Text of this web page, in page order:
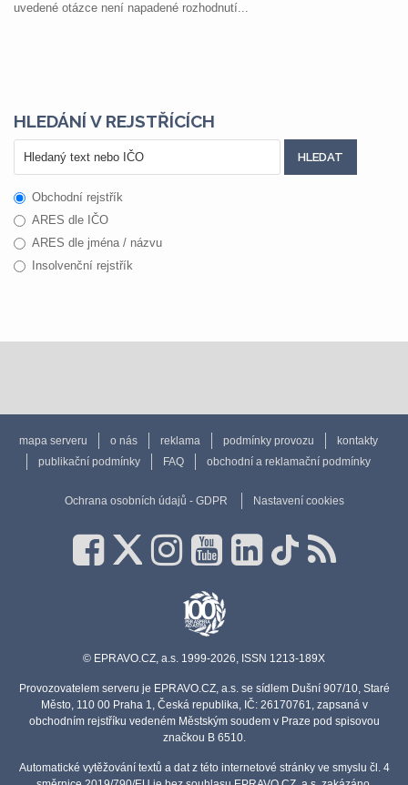
uvedené otázce není napadené rozhodnutí...
HLEDÁNÍ V REJSTŘÍCÍCH
Obchodní rejstřík
ARES dle IČO
ARES dle jména / názvu
Insolvenční rejstřík
mapa serveru o nás reklama podmínky provozu
kontakty
publikační podmínky
FAQ obchodní a reklamační podmínky
Ochrana osobních údajů - GDPR Nastavení cookies
© EPRAVO.CZ, a.s. 1999-2026, ISSN 1213-189X
Provozovatelem serveru je EPRAVO.CZ, a.s. se sídlem Dušní 907/10, Staré
Město, 110 00 Praha 1, Česká republika, IČ: 26170761, zapsaná v
obchodním rejstříku vedeném Městským soudem v Praze pod spisovou
značkou B 6510.
Automatické vytěžování textů a dat z této internetové stránky ve smyslu čl. 4